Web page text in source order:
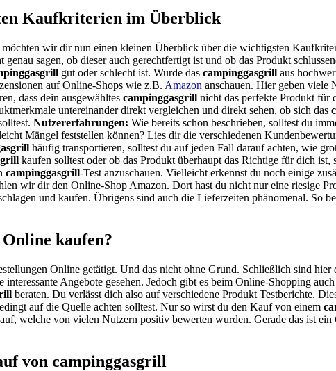
Kaufkriterien im Überblick
möchten wir dir nun einen kleinen Überblick über die wichtigsten
genau sagen, ob dieser auch gerechtfertigt ist und ob das Produkt
gut oder schlecht ist. Wurde das campinggasgrill aus
auf Online-Shops wie z.B. Amazon anschauen. Hier geben viele
dass dein ausgewähltes campinggasgrill nicht das perfekte Produkt für
untereinander direkt vergleichen und direkt sehen, ob sich das
Nutzererfahrungen: Wie bereits schon beschrieben, solltest du
Mängel feststellen können? Lies dir die verschiedenen
häufig transportieren, solltest du auf jeden Fall darauf achten, wie
kaufen solltest oder ob das Produkt überhaupt das Richtige für dich
campinggasgrill-Test anzuschauen. Vielleicht erkennst du noch einige
wir dir den Online-Shop Amazon. Dort hast du nicht nur eine riesige
und kaufen. Übrigens sind auch die Lieferzeiten phänomenal. So
kaufen?
Online getätigt. Und das nicht ohne Grund. Schließlich sind
Angebote gesehen. Jedoch gibt es beim Online-Shopping
beraten. Du verlässt dich also auf verschiedene Produkt Testberichte.
auf die Quelle achten solltest. Nur so wirst du den Kauf von einem
welche von vielen Nutzern positiv bewerten wurden. Gerade das ist
von campinggasgrill